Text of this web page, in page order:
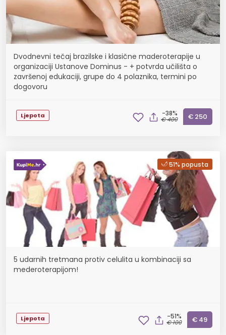
Dvodnevni tečaj brazilske i klasične maderoterapije u
organizaciji Ustanove Dominus - + potvrda učilišta o
završenoj edukaciji, grupe do 4 polaznika, termini po
dogovoru
Ljepota -38%
€ 400 € 250
51% popusta
5 udarnih tretmana protiv celulita u kombinaciji sa
mederoterapijom!
Ljepota -51%
€ 100 € 49